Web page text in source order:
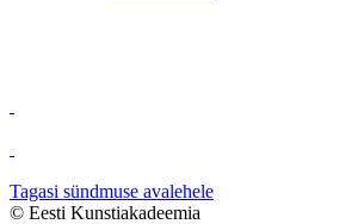
Tagasi sündmuse avalehele
© Eesti Kunstiakadeemia